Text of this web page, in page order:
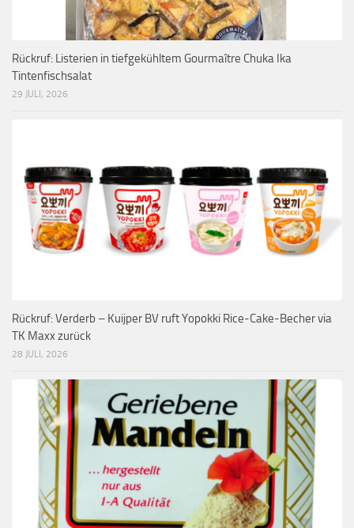
Rückruf: Listerien in tiefgekühltem Gourmaître Chuka Ika
Tintenfischsalat
29 JULI, 2026
Rückruf: Verderb – Kuijper BV ruft Yopokki Rice-Cake-Becher via
TK Maxx zurück
28 JULI, 2026